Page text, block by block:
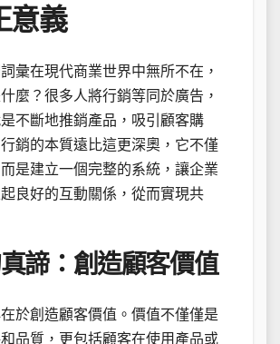
意義
彙在現代商業世界中無所不在，
麼？很多人將行銷等同於廣告，
不斷地推銷產品，吸引顧客購
銷的本質遠比這更深奧，它不僅
是建立一個完整的系統，讓企業
良好的互動關係，從而實現共
諦：創造顧客價值
於創造顧客價值。價值不僅僅是
品質，更包括顧客在使用產品或